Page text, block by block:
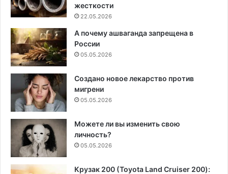
жесткости
22.05.2026
А почему ашваганда запрещена в
России
05.05.2026
Создано новое лекарство против
мигрени
05.05.2026
Можете ли вы изменить свою
личность?
05.05.2026
Крузак 200 (Toyota Land Cruiser 200):